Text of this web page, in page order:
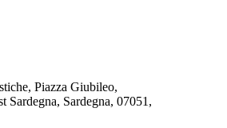
Piazza Giubileo,
Sardegna, 07051,